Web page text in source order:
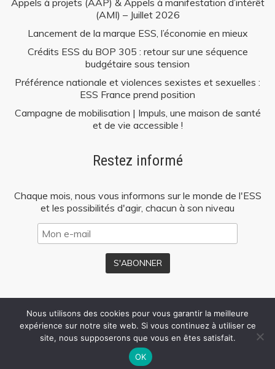
(AMI) – Juillet 2026
Lancement de la marque ESS, l’économie en mieux
Crédits ESS du BOP 305 : retour sur une séquence
budgétaire sous tension
Préférence nationale et violences sexistes et sexuelles :
ESS France prend position
Campagne de mobilisation | Impuls, une maison de santé
et de vie accessible !
Restez informé
Chaque mois, nous vous informons sur le monde de l'ESS
et les possibilités d'agir, chacun à son niveau
Mentions
légales
Politique de
confidentialité
Presse
Nous utilisons des cookies pour vous garantir la meilleure
expérience sur notre site web. Si vous continuez à utiliser ce
site, nous supposerons que vous en êtes satisfait.
OK